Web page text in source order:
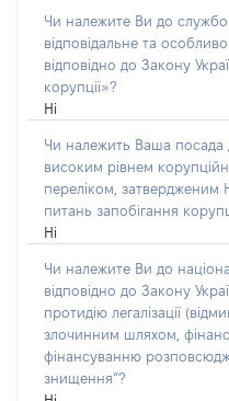
Чи належите Ви до
відповідальне та
відповідно до Закону
корупції»?
Ні
Чи належить Ваша посада
високим рівнем
переліком, затвердженим
питань запобігання
Ні
Чи належите Ви до
відповідно до Закону
протидію легалізації
злочинним шляхом,
фінансуванню
знищення”?